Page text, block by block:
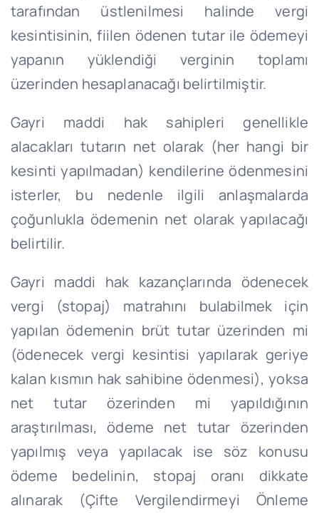
tarafından üstlenilmesi halinde vergi
kesintisinin, fiilen ödenen tutar ile ödemeyi
yapanın yüklendiği verginin toplamı
üzerinden hesaplanacağı belirtilmiştir.
Gayri maddi hak sahipleri genellikle
alacakları tutarın net olarak (her hangi bir
kesinti yapılmadan) kendilerine ödenmesini
isterler, bu nedenle ilgili anlaşmalarda
çoğunlukla ödemenin net olarak yapılacağı
belirtilir.
Gayri maddi hak kazançlarında ödenecek
vergi (stopaj) matrahını bulabilmek için
yapılan ödemenin brüt tutar üzerinden mi
(ödenecek vergi kesintisi yapılarak geriye
kalan kısmın hak sahibine ödenmesi), yoksa
net tutar özerinden mi yapıldığının
araştırılması, ödeme net tutar özerinden
yapılmış veya yapılacak ise söz konusu
ödeme bedelinin, stopaj oranı dikkate
alınarak (Çifte Vergilendirmeyi Önleme